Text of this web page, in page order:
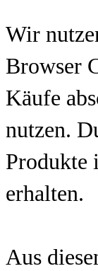
Wir
Browser
Käufe
nutzen.
Produkte
erhalten.
Aus